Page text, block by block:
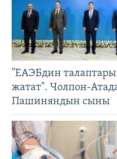
"ЕАЭБдин талаптары
жатат". Чолпон-
Пашиняндын сыны